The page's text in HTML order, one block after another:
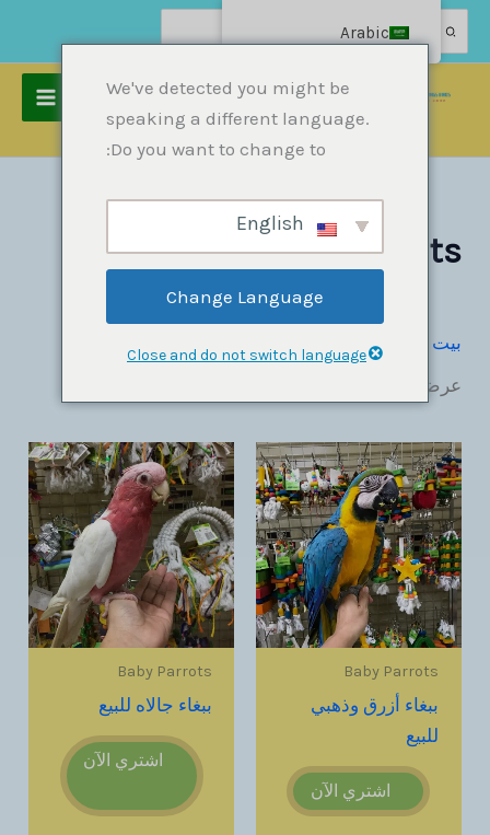
انتقل
عن:
المنتجات الببغاوات Baby Parrots
Baby Parrots
بيت الببغاوات
عرض جميع نتائج 3
Baby Parrots
ببغاء أزرق وذهبي
للبيع
اشتري الآن
Baby Parrots
ببغاء جالاه للبيع
اشتري الآن
Arabic
We've detected you might be
speaking a different language.
Do you want to change to:
Change Language
Close and do not switch language